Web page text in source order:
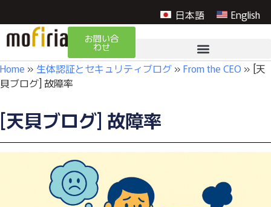
日本語 English
お問い合
わせ
Home » 生体認証とセキュリティブログ » From the CEO » [天
貝ブログ] 故障率
[天貝ブログ] 故障率